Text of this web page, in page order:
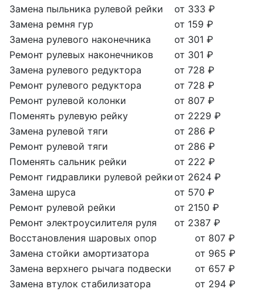
Замена пыльника рулевой рейки
от 333 ₽
Замена ремня гур
от 159 ₽
Замена рулевого наконечника
от 301 ₽
Ремонт рулевых наконечников
от 301 ₽
Замена рулевого редуктора
от 728 ₽
Ремонт рулевого редуктора
от 728 ₽
Ремонт рулевой колонки
от 807 ₽
Поменять рулевую рейку
от 2229 ₽
Замена рулевой тяги
от 286 ₽
Ремонт рулевой тяги
от 286 ₽
Поменять сальник рейки
от 222 ₽
Ремонт гидравлики рулевой рейкиот 2624 ₽
Замена шруса
от 570 ₽
Ремонт рулевой рейки
от 2150 ₽
Ремонт электроусилителя руля
от 2387 ₽
Восстановления шаровых опор
от 807 ₽
Замена стойки амортизатора
от 965 ₽
Замена верхнего рычага подвески
от 657 ₽
Замена втулок стабилизатора
от 294 ₽